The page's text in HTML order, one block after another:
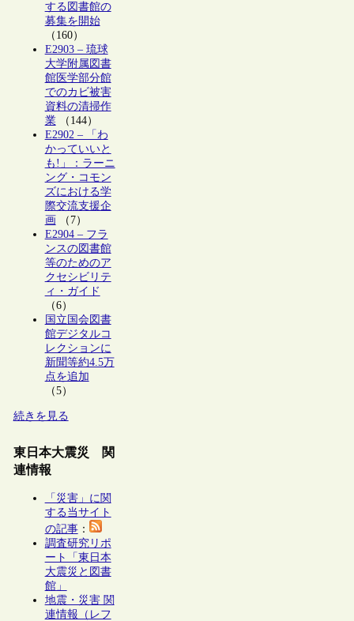
する図書館の
募集を開始
（160）
E2903 – 琉球
大学附属図書
館医学部分館
でのカビ被害
資料の清掃作
業（144）
E2902 – 「わ
かっていいと
も!」：ラーニ
ング・コモン
ズにおける学
際交流支援企
画 （7）
E2904 – フラ
ンスの図書館
等のためのア
クセシビリテ
ィ・ガイド
（6）
国立国会図書
館デジタルコ
レクションに
新聞等約4.5万
点を追加
（5）
続きを見る
東日本大震災 関
連情報
「災害」に関
する当サイト
の記事：
調査研究リポ
ート「東日本
大震災と図書
館」
地震・災害 関
連情報（レフ